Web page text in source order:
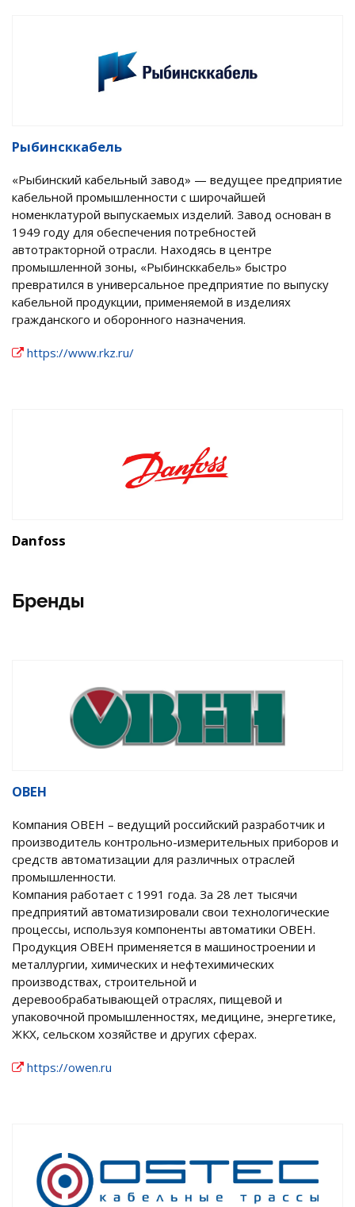
Рыбинсккабель
«Рыбинский кабельный завод» — ведущее предприятие
кабельной промышленности с широчайшей
номенклатурой выпускаемых изделий. Завод основан в
1949 году для обеспечения потребностей
автотракторной отрасли. Находясь в центре
промышленной зоны, «Рыбинсккабель» быстро
превратился в универсальное предприятие по выпуску
кабельной продукции, применяемой в изделиях
гражданского и оборонного назначения.
https://www.rkz.ru/
Danfoss
Бренды
ОВЕН
Компания ОВЕН – ведущий российский разработчик и
производитель контрольно-измерительных приборов и
средств автоматизации для различных отраслей
промышленности.
Компания работает с 1991 года. За 28 лет тысячи
предприятий автоматизировали свои технологические
процессы, используя компоненты автоматики ОВЕН.
Продукция ОВЕН применяется в машиностроении и
металлургии, химических и нефтехимических
производствах, строительной и
деревообрабатывающей отраслях, пищевой и
упаковочной промышленностях, медицине, энергетике,
ЖКХ, сельском хозяйстве и других сферах.
https://owen.ru